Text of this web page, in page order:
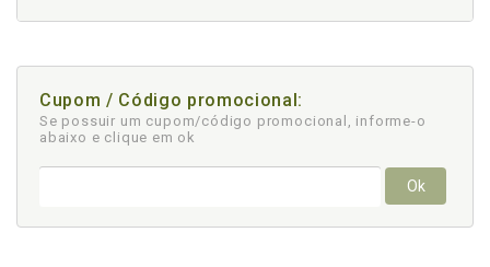
Cupom / Código promocional:
Se possuir um cupom/código promocional, informe-o
abaixo e clique em ok
Ok